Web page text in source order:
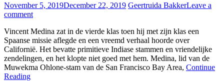
November 5, 2019December 22, 2019 Geertruida BakkerLeave a
comment
Vincent Medina zat in de vierde klas toen hij met zijn klas een
Spaanse missie aflegde en een vreemd verhaal hoorde over
Californië. Het bevatte primitieve Indiase stammen en vriendelijke
zendelingen, en het klopte niet goed met hem. Medina, lid van de
Muwekma Ohlone-stam van de San Francisco Bay Area, Continue
Reading